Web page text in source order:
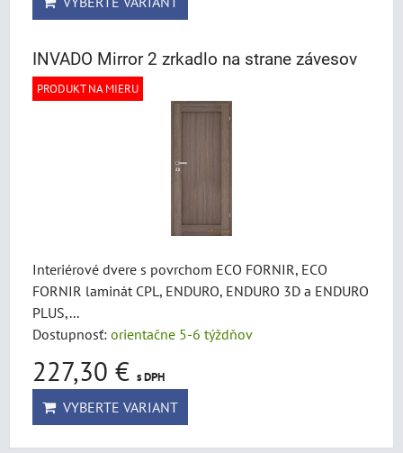
INVADO Mirror 2 zrkadlo na strane závesov
PRODUKT NA MIERU
Interiérové dvere s povrchom ECO FORNIR, ECO
FORNIR laminát CPL, ENDURO, ENDURO 3D a ENDURO
PLUS,...
Dostupnosť: orientačne 5-6 týždňov
227,30 € s DPH
VYBERTE VARIANT